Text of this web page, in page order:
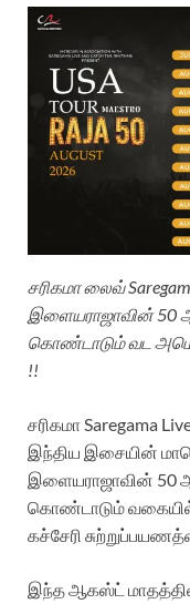
சரிகமா லைவ்
இளையராஜாவின்
கொண்டாடும் வட
!!
சரிகமா Saregama
இந்திய இசையின்
இளையராஜாவின்
கொண்டாடும் வகையில்
கச்சேரி
இந்த ஆகஸ்ட்